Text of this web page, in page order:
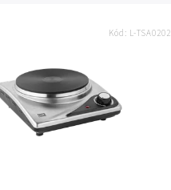
Kód: L-TSA0202